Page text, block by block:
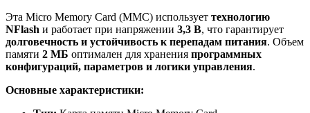
Эта Micro Memory Card (MMC) использует технологию
NFlash и работает при напряжении 3,3 В, что гарантирует
долговечность и устойчивость к перепадам питания. Объем
памяти 2 МБ оптимален для хранения программных
конфигураций, параметров и логики управления.
Основные характеристики: